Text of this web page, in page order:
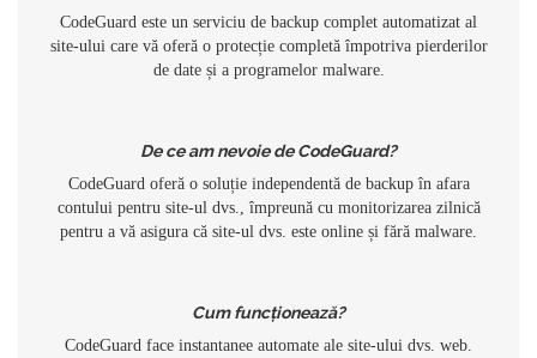
CodeGuard este un serviciu de backup complet automatizat al
site-ului care vă oferă o protecție completă împotriva pierderilor
de date și a programelor malware.
De ce am nevoie de CodeGuard?
CodeGuard oferă o soluție independentă de backup în afara
contului pentru site-ul dvs., împreună cu monitorizarea zilnică
pentru a vă asigura că site-ul dvs. este online și fără malware.
Cum funcționează?
CodeGuard face instantanee automate ale site-ului dvs. web.